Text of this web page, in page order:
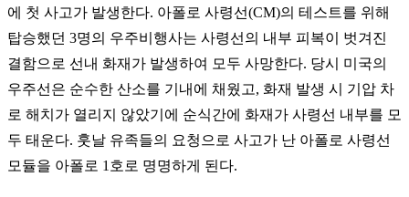
에 첫 사고가 발생한다. 아폴로 사령선(CM)의 테스트를 위해
탑승했던 3명의 우주비행사는 사령선의 내부 피복이 벗겨진
결함으로 선내 화재가 발생하여 모두 사망한다. 당시 미국의
우주선은 순수한 산소를 기내에 채웠고, 화재 발생 시 기압 차
로 해치가 열리지 않았기에 순식간에 화재가 사령선 내부를 모
두 태운다. 훗날 유족들의 요청으로 사고가 난 아폴로 사령선
모듈을 아폴로 1호로 명명하게 된다.